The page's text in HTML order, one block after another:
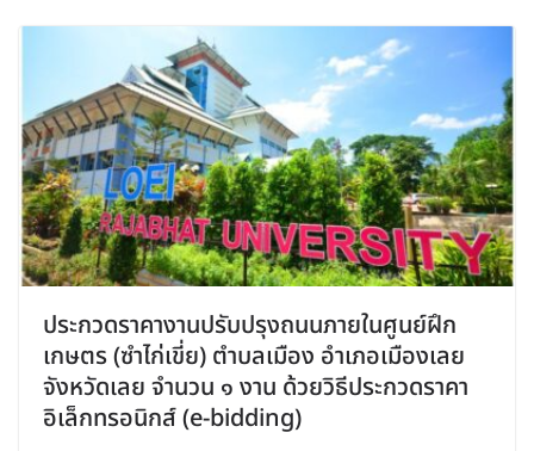
ประกวดราคางานปรับปรุงถนนภายในศูนย์ฝึก
เกษตร (ซำไก่เขี่ย) ตำบลเมือง อำเภอเมืองเลย
จังหวัดเลย จำนวน ๑ งาน ด้วยวิธีประกวดราคา
อิเล็กทรอนิกส์ (e-bidding)